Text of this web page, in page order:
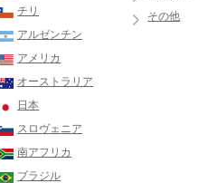
チリ
アルゼンチン
アメリカ
オーストラリア
日本
スロヴェニア
南アフリカ
ブラジル
その他